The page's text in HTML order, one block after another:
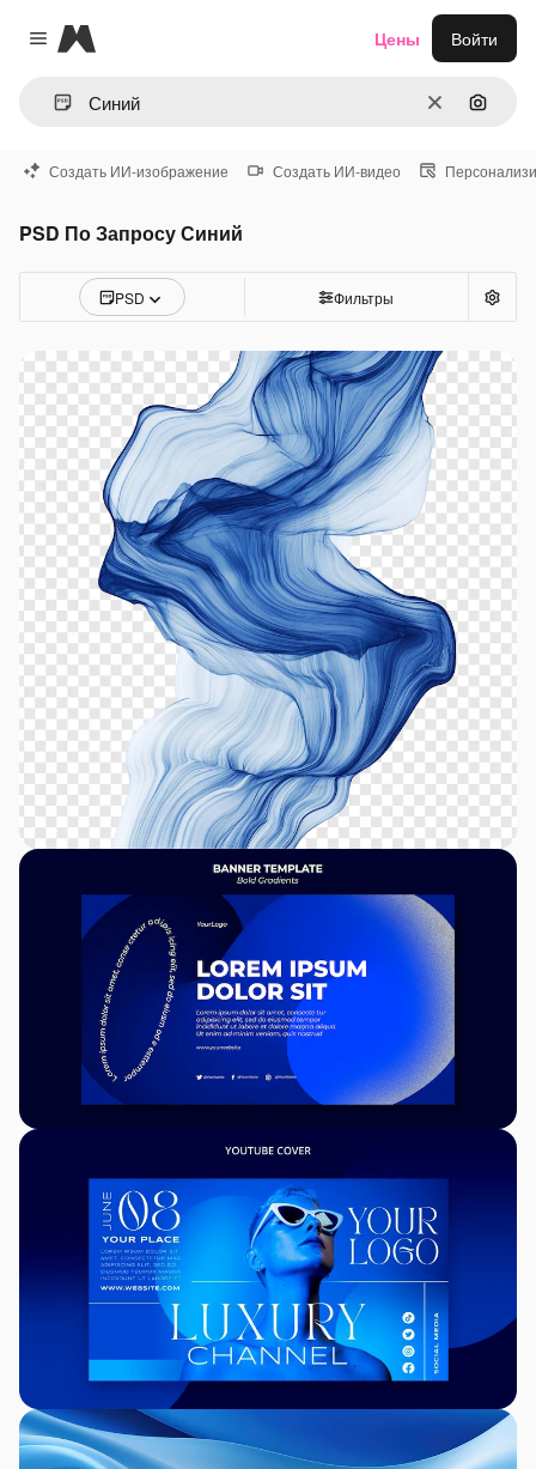
Close menu
Magnific
ОчиститьПоиск
Цены Войти
Создать ИИ-изображение Создать ИИ-видео
PSD По Запросу Синий
PSD Фильтры